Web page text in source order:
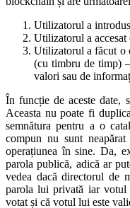
Utilizatorul a
Utilizatorul a
Utilizatorul a făcut o
(cu timbru de timp)
valori sau de
În funcție de aceste date,
Aceasta nu poate fi
semnătura pentru a o
compun nu sunt
operațiunea în sine. Da,
parola publică, adică ar
vedea dacă directorul de
parola lui privată iar
votat și că votul lui este